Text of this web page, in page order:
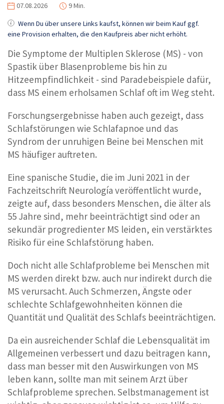
07.08.2026
9 Min.
Wenn Du über unsere Links kaufst, können wir beim Kauf ggf.
eine Provision erhalten, die den Kaufpreis aber nicht erhöht.
Die Symptome der Multiplen Sklerose (MS) - von
Spastik über Blasenprobleme bis hin zu
Hitzeempfindlichkeit - sind Paradebeispiele dafür,
dass MS einem erholsamen Schlaf oft im Weg steht.
Forschungsergebnisse haben auch gezeigt, dass
Schlafstörungen wie Schlafapnoe und das
Syndrom der unruhigen Beine bei Menschen mit
MS häufiger auftreten.
Eine spanische Studie, die im Juni 2021 in der
Fachzeitschrift Neurología veröffentlicht wurde,
zeigte auf, dass besonders Menschen, die älter als
55 Jahre sind, mehr beeinträchtigt sind oder an
sekundär progredienter MS leiden, ein verstärktes
Risiko für eine Schlafstörung haben.
Doch nicht alle Schlafprobleme bei Menschen mit
MS werden direkt bzw. auch nur indirekt durch die
MS verursacht. Auch Schmerzen, Ängste oder
schlechte Schlafgewohnheiten können die
Quantität und Qualität des Schlafs beeinträchtigen.
Da ein ausreichender Schlaf die Lebensqualität im
Allgemeinen verbessert und dazu beitragen kann,
dass man besser mit den Auswirkungen von MS
leben kann, sollte man mit seinem Arzt über
Schlafprobleme sprechen. Selbstmanagement ist